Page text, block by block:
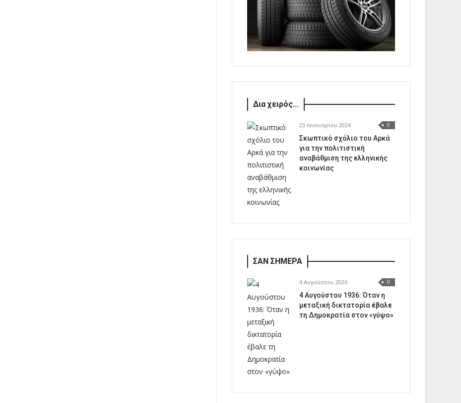
Δια χειρός...
23 Ιανουαρίου 2024 0
Σκωπτικό σχόλιο του Αρκά
για την πολιτιστική
αναβάθμιση της ελληνικής
κοινωνίας
ΣΑΝ ΣΗΜΕΡΑ
4 Αυγούστου 2026 0
4 Αυγούστου 1936: Όταν η
μεταξική δικτατορία έβαλε
τη Δημοκρατία στον «γύψο»